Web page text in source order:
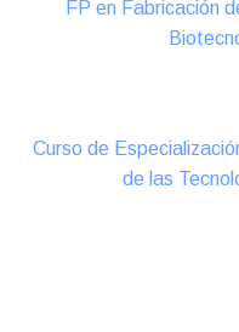
FP en Fabricación
Curso de
de las